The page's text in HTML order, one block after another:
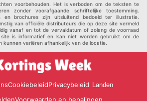
voorbehouden. Het is verboden om de teksten te
zonder voorafgaande schriftelijke toestemming.
en brochures zijn uitsluitend bedoeld ter illustratie.
van officiële distributeurs die op deze site vermeld
vanaf en tot de vervaldatum of zolang de voorraad
is informatief en kan niet worden gebruikt om de
kunnen variëren afhankelijk van de locatie.
CookiebeleidPrivacybeleid Landen